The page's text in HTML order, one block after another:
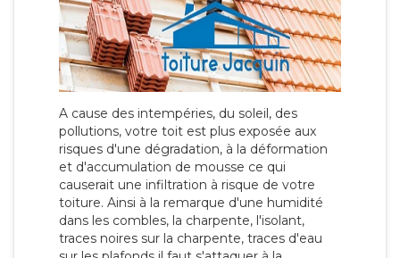
A cause des intempéries, du soleil, des
pollutions, votre toit est plus exposée aux
risques d'une dégradation, à la déformation
et d'accumulation de mousse ce qui
causerait une infiltration à risque de votre
toiture. Ainsi à la remarque d'une humidité
dans les combles, la charpente, l'isolant,
traces noires sur la charpente, traces d'eau